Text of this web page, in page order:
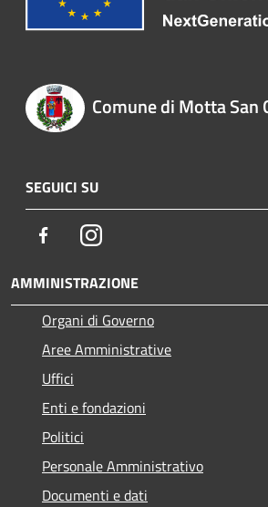
Comune di Motta San
SEGUICI SU
FacebookInstagram
AMMINISTRAZIONE
Organi di Governo
Aree Amministrative
Uffici
Enti e fondazioni
Politici
Personale Amministrativo
Documenti e dati